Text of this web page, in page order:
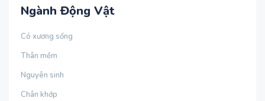
Ngành Động Vật
Có xương sống
Thân mềm
Nguyên sinh
Chân khớp